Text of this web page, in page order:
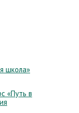
школа»
«Путь в